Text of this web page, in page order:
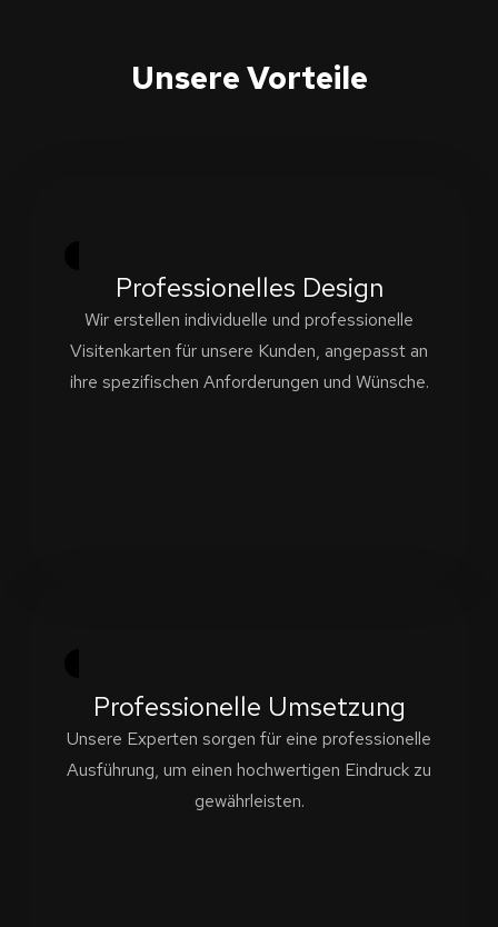
Unsere Vorteile
Professionelles Design
Wir erstellen individuelle und professionelle
Visitenkarten für unsere Kunden, angepasst an
ihre spezifischen Anforderungen und Wünsche.
Professionelle Umsetzung
Unsere Experten sorgen für eine professionelle
Ausführung, um einen hochwertigen Eindruck zu
gewährleisten.